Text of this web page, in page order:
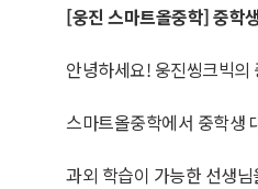
[웅진스마트올중학]중학생
안녕하세요! 웅진씽크빅의
스마트올중학에서 중학생
과외 학습이 가능한 선생